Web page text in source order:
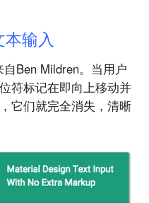
输入
Ben Mildren。当用户
符标记在即向上移动并
它们就完全消失，清晰